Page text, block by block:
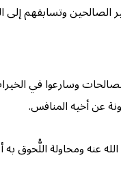
وتسابقهم
وسارعوا في
عن أخيه المنافس.
ومحاولة اللُّحوق به